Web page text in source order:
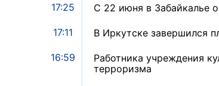
17:25 С 22 июня в Забайкалье
17:11 В Иркутске завершился
16:59
Работника учреждения
терроризма